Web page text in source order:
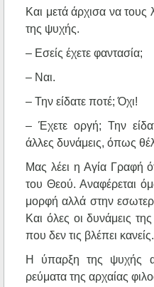
Και μετά άρχισα να τους
της ψυχής.
– Εσείς έχετε φαντασία;
– Ναι.
– Την είδατε ποτέ; Όχι!
– Έχετε οργή; Την
άλλες δυνάμεις, όπως
Μας λέει η Αγία Γραφή
του Θεού. Αναφέρεται
μορφή αλλά στην
Και όλες οι δυνάμεις
που δεν τις βλέπει κανείς.
Η ύπαρξη της ψυχής
ρεύματα της αρχαίας